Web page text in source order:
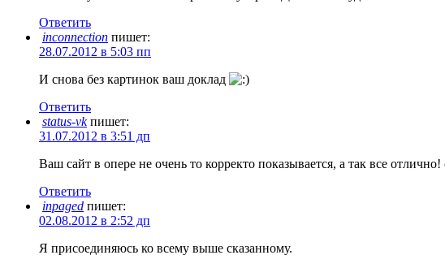
Ответить
inconnection пишет:
28.07.2012 в 5:03 пп
И снова без картинок ваш доклад
Ответить
status-vk пишет:
31.07.2012 в 3:51 дп
Ваш сайт в опере не очень то корректо показывается, а так все
Ответить
inpaged пишет:
02.08.2012 в 2:52 дп
Я присоединяюсь ко всему выше сказанному.